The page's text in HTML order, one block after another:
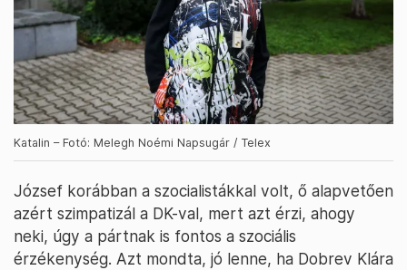
Katalin – Fotó: Melegh Noémi Napsugár / Telex
József korábban a szocialistákkal volt, ő alapvetően
azért szimpatizál a DK-val, mert azt érzi, ahogy
neki, úgy a pártnak is fontos a szociális
érzékenység. Azt mondta, jó lenne, ha Dobrev Klára